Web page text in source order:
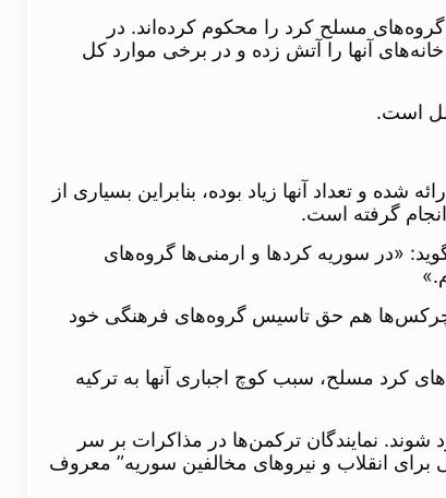
مسلح کرد را محکوم کرده‌اند. در
آنها را آتش زده و در برخی موارد کل
است.
و تعداد آنها زیاد بوده، بنابراین بسیاری از
گرفته است.
می‌گوید: «در سوریه کردها و ارمنی‌ها گروه‌های
چرکس‌ها هم حق تاسیس گروه‌های فرهنگی خود
کرد مسلح، سبب کوچ اجباری آنها به ترکیه
شوند. نمایندگان ترکمن‌ها در مذاکرات بر سر
انقلاب و نیروهای مخالفین سوریه” معروف